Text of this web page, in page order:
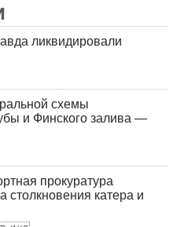
ликвидировали
схемы
и Финского залива —
прокуратура
столкновения катера и